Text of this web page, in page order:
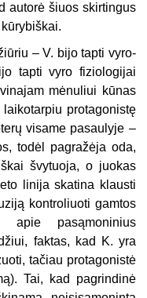
autorė šiuos skirtingus
– V. bijo tapti vyro-
tapti vyro fiziologijai
mėnuliui kūnas
protagonistę
visame pasaulyje –
todėl pagražėja oda,
švytuoja, o juokas
linija skatina klausti
kontroliuoti gamtos
apie pasąmoninius
faktas, kad K. yra
tačiau protagonistė
Tai, kad pagrindinė